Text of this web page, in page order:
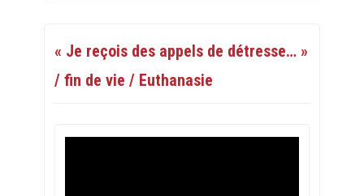
« Je reçois des appels de détresse… »
/ fin de vie / Euthanasie